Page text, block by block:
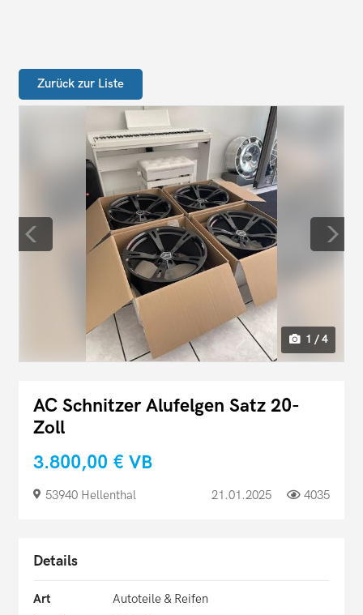
Zurück zur Liste
1 / 4
AC Schnitzer Alufelgen Satz 20-
Zoll
3.800,00 € VB
53940 Hellenthal 21.01.2025 4035
Details
Art
Autoteile & Reifen